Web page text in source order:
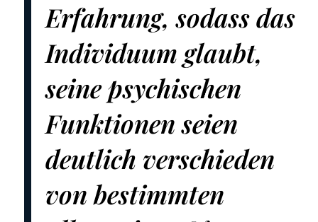
Erfahrung, sodass das
Individuum glaubt,
seine psychischen
Funktionen seien
deutlich verschieden
von bestimmten